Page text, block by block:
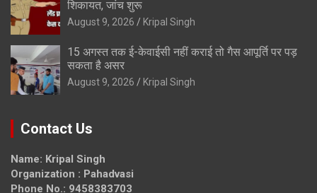
शिकायत, जांच शुरू
August 9, 2026 Kripal Singh
15 अगस्त तक ई-केवाईसी नहीं कराई तो गैस आपूर्ति पर पड़
सकता है असर
August 9, 2026 Kripal Singh
Contact Us
Name: Kripal Singh
Organization : Pahadvasi
Phone No.: 9458383703